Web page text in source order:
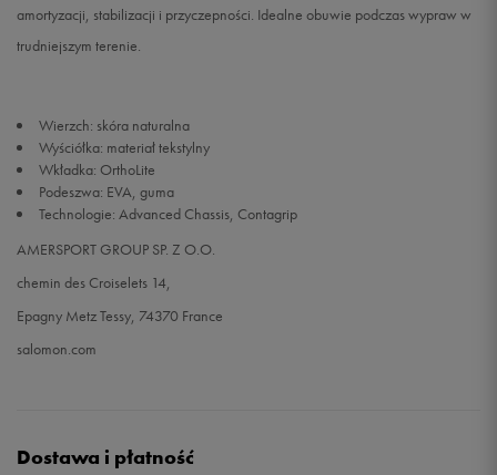
amortyzacji, stabilizacji i przyczepności. Idealne obuwie podczas wypraw w
trudniejszym terenie.
Wierzch: skóra naturalna
Wyściółka: materiał tekstylny
Wkładka: OrthoLite
Podeszwa: EVA, guma
Technologie: Advanced Chassis, Contagrip
AMERSPORT GROUP SP. Z O.O.
chemin des Croiselets 14,
Epagny Metz Tessy, 74370 France
salomon.com
Dostawa i płatność